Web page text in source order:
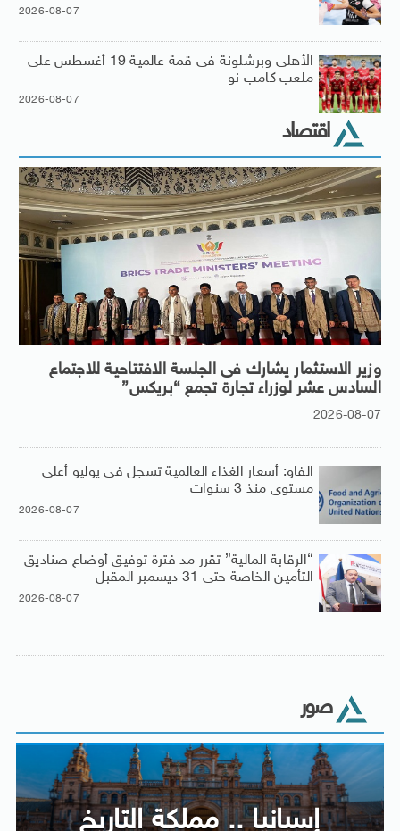
2026-08-07
الأهلى وبرشلونة فى قمة عالمية 19 أغسطس على
ملعب كامب نو
2026-08-07
اقتصاد
وزير الاستثمار يشارك فى الجلسة الافتتاحية للاجتماع
السادس عشر لوزراء تجارة تجمع “بريكس”
2026-08-07
الفاو: أسعار الغذاء العالمية تسجل فى يوليو أعلى
مستوى منذ 3 سنوات
2026-08-07
“الرقابة المالية” تقرر مد فترة توفيق أوضاع صناديق
التأمين الخاصة حتى 31 ديسمبر المقبل
2026-08-07
صور
إسبانيا .. مملكة التاريخ